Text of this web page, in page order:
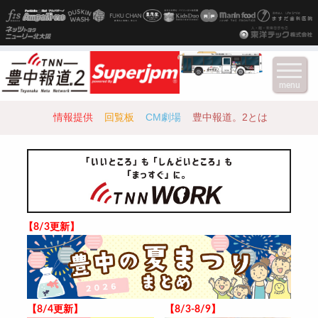
情報提供 回覧板 CM劇場 豊中報道。2とは
【8/3更新】
【8/4更新】 【8/3-8/9】
menu